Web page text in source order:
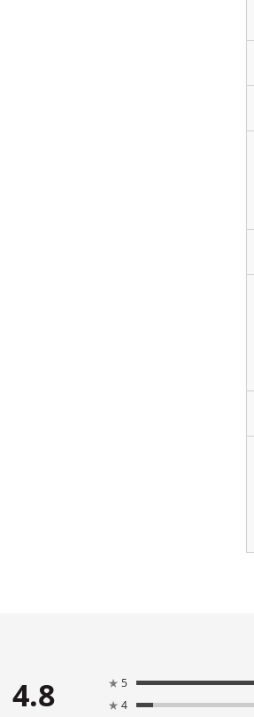
4.8 ★ 5
★ 4